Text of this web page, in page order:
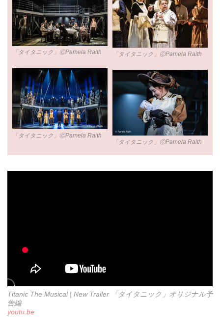
ⒸCarol...
「タイタニック」ⒸPamela Raith
「タイタニック」ⒸPamela Raith
「タイタニック」ⒸPamela Raith
「タイタニック」ⒸPamela Raith
Titanic The Musical | New Trailer 「タイタニック」オリジナル予
告編
youtu.be